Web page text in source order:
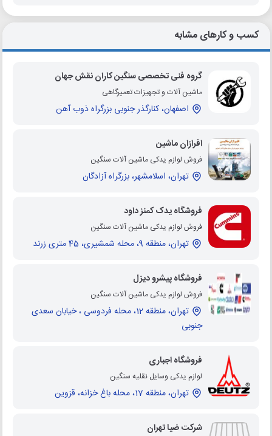
کسب و کارهای مشابه
گروه فنی تخصصی سنگین کاران نقش جهان
ماشین آلات و تجهیزات تعمیرگاهی
اصفهان، کنارگذر جنوبی بزرگراه ذوب آهن
افرازان ماشین
فروش لوازم یدکی ماشین آلات سنگین
تهران، اسلامشهر، بزرگراه آزادگان
فروشگاه یدک کمنز داود
فروش لوازم یدکی ماشین آلات سنگین
تهران، منطقه 9، محله شمشیری، 45 متری زرند
فروشگاه پیشرو دیزل
فروش لوازم یدکی ماشین آلات سنگین
تهران، منطقه 12، محله فردوسی ، خیابان سعدی
جنوبی
فروشگاه اجباری
لوازم یدکی وسایل نقلیه سنگین
تهران، منطقه 17، محله باغ خزانه، قزوین
شرکت ضیا تهران